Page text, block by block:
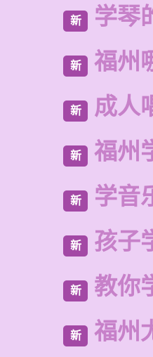
新 学琴
新 福州
新 成人
新 福州
新 学音
新 孩子
新 教你
新 福州